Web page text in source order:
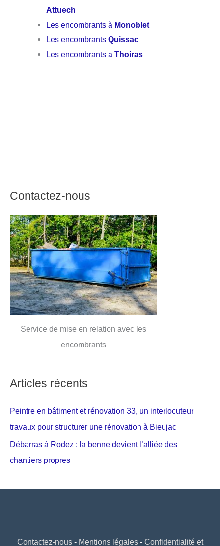
Attuech
Les encombrants à Monoblet
Les encombrantsQuissac
Les encombrants àThoiras
Contactez-nous
Service de mise en relation avec les
encombrants
Articles récents
Peintre en bâtiment et rénovation 33, un interlocuteur
travaux pour structurer une rénovation à Bieujac
Débarras à Rodez : la benne devient l’alliée des
chantiers propres
Contactez-nous- Mentions légales- Confidentialité et